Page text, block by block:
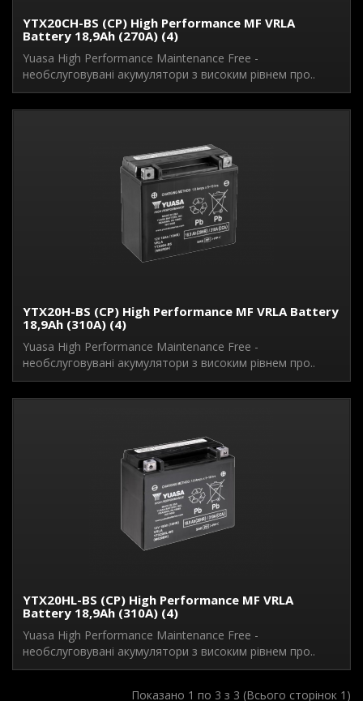
YTX20CH-BS (CP) High Performance MF VRLA
Battery 18,9Ah (270A) (4)
Yuasa High Performance Maintenance Free -
необслуговувані акумулятори з високим рівнем про..
YTX20H-BS (CP) High Performance MF VRLA Battery
18,9Ah (310A) (4)
Yuasa High Performance Maintenance Free -
необслуговувані акумулятори з високим рівнем про..
YTX20HL-BS (CP) High Performance MF VRLA
Battery 18,9Ah (310A) (4)
Yuasa High Performance Maintenance Free -
необслуговувані акумулятори з високим рівнем про..
Показано 1 по 3 з 3 (Всього сторінок 1)